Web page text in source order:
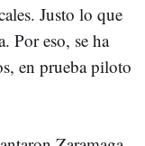
Justo lo que
Por eso, se ha
en prueba piloto